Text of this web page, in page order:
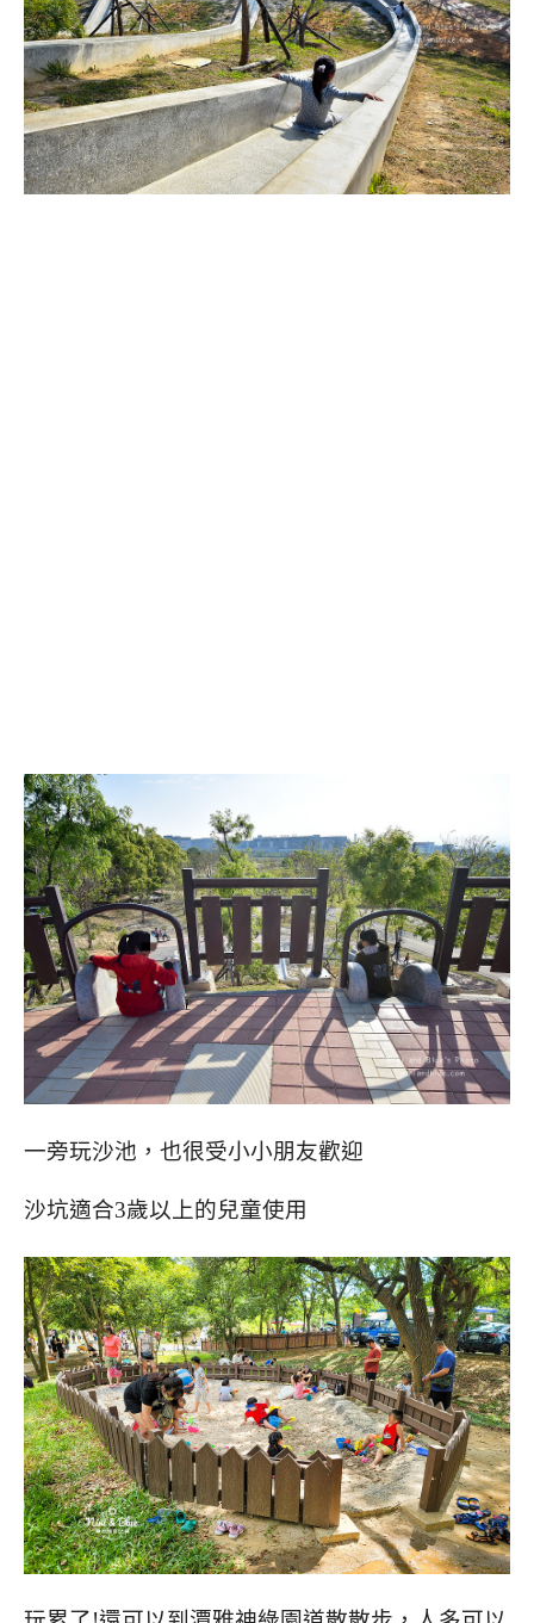
一旁玩沙池，也很受小小朋友歡迎
沙坑適合3歲以上的兒童使用